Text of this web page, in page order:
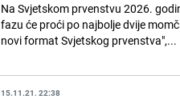
Na Svjetskom prvenstvu 2026.
fazu će proći po najbolje dvije
novi format Svjetskog prvenstva",...
15.11.21. 22:38